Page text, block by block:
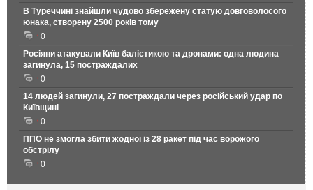
В Туреччині знайшли чудово збережену статую довговолосого
юнака, створену 2500 років тому
0
Росіяни атакували Київ балістикою та дронами: одна людина
загинула, 15 постраждалих
0
14 людей загинули, 27 постраждали через російський удар по
Київщині
0
ППО не змогла збити жодної із 28 ракет під час ворожого
обстрілу
0